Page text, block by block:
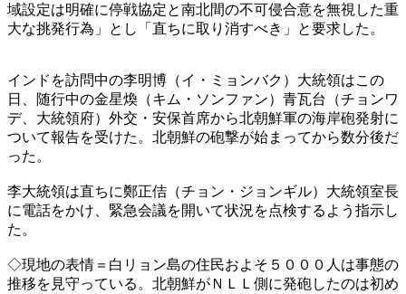
域設定は明確に停戦協定と南北間の不可侵合意を無視した重
大な挑発行為」とし「直ちに取り消すべき」と要求した。
インドを訪問中の李明博（イ・ミョンバク）大統領はこの
日、随行中の金星煥（キム・ソンファン）青瓦台（チョンワ
デ、大統領府）外交・安保首席から北朝鮮軍の海岸砲発射に
ついて報告を受けた。北朝鮮の砲撃が始まってから数分後だ
った。
李大統領は直ちに鄭正佶（チョン・ジョンギル）大統領室長
に電話をかけ、緊急会議を開いて状況を点検するよう指示し
た。
◇現地の表情＝白リョン島の住民およそ５０００人は事態の
推移を見守っている。北朝鮮がＮＬＬ側に発砲したのは初め